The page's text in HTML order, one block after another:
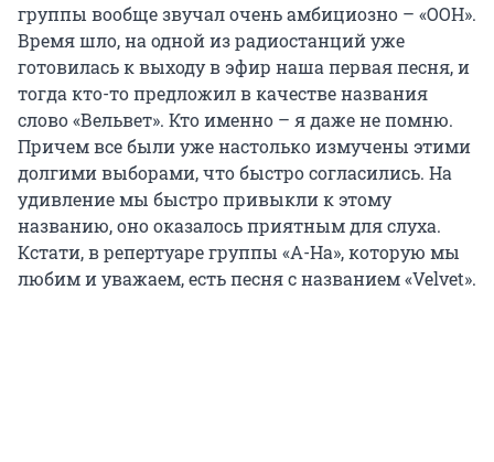
группы вообще звучал очень амбициозно – «ООН».
Время шло, на одной из радиостанций уже
готовилась к выходу в эфир наша первая песня, и
тогда кто-то предложил в качестве названия
слово «Вельвет». Кто именно – я даже не помню.
Причем все были уже настолько измучены этими
долгими выборами, что быстро согласились. На
удивление мы быстро привыкли к этому
названию, оно оказалось приятным для слуха.
Кстати, в репертуаре группы «А-Hа», которую мы
любим и уважаем, есть песня с названием «Velvet».